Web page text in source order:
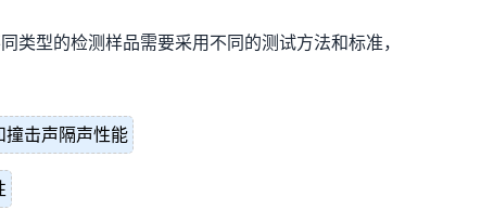
类型的检测样品需要采用不同的测试方法和标准，
撞击声隔声性能